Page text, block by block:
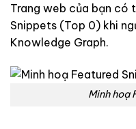
Trang web của bạn có
Snippets (Top 0) khi
Knowledge Graph.
Minh hoạ